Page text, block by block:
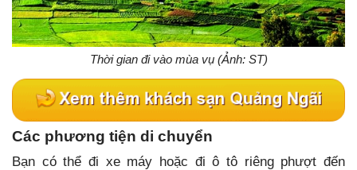
Thời gian đi vào mùa vụ (Ảnh: ST)
Các phương tiện di chuyển
Bạn có thể đi xe máy hoặc đi ô tô riêng phượt đến